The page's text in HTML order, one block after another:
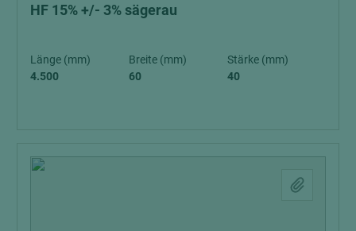
HF 15% +/- 3% sägerau
Länge (mm)
4.500
Breite (mm)
60
Stärke (mm)
40